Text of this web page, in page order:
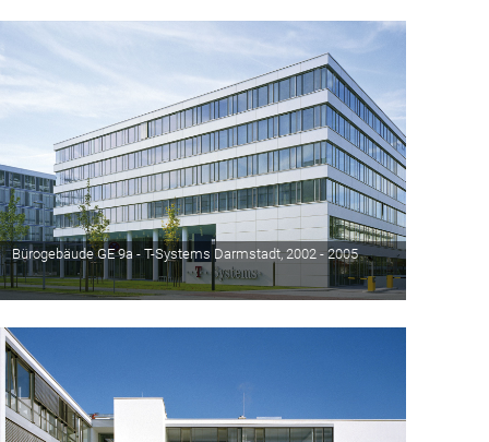
Bürogebäude GE 9a - T-Systems Darmstadt, 2002 - 2005